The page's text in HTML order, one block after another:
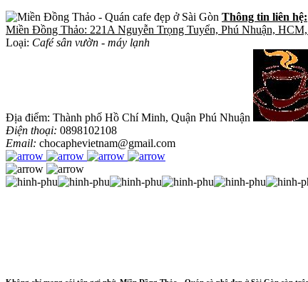
Thông tin liên hệ:
Miền Đồng Thảo: 221A Nguyễn Trọng Tuyển, Phú Nhuận,
Loại: Café sân vườn - máy lạnh
Địa điểm: Thành phố Hồ Chí Minh, Quận Phú Nhuận
Điện thoại: 0898102108
Email: chocaphevietnam@gmail.com